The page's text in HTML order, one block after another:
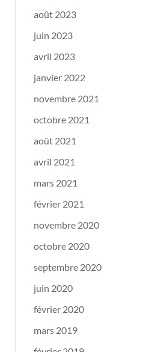
août 2023
juin 2023
avril 2023
janvier 2022
novembre 2021
octobre 2021
août 2021
avril 2021
mars 2021
février 2021
novembre 2020
octobre 2020
septembre 2020
juin 2020
février 2020
mars 2019